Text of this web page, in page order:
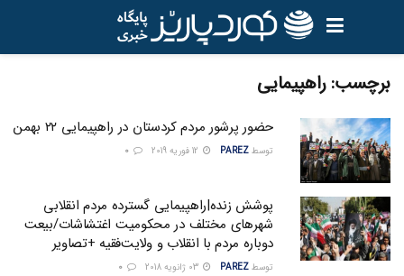
برچسب:راهپیمایی
حضور پرشور مردم کردستان در راهپیمایی ۲۲ بهمن
توسط PAREZ
پوشش زنده|راهپیمایی گسترده مردم انقلابی
شهرهای مختلف در محکومیت اغتشاشات/بیعت
دوباره مردم با انقلاب و ولایت‌فقیه +تصاویر
توسط PAREZ